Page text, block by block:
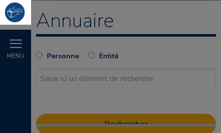
MENU
Annuaire
Personne Entité